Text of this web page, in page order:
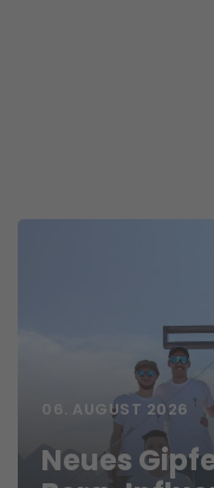
06. AUGUST 2026
Neues